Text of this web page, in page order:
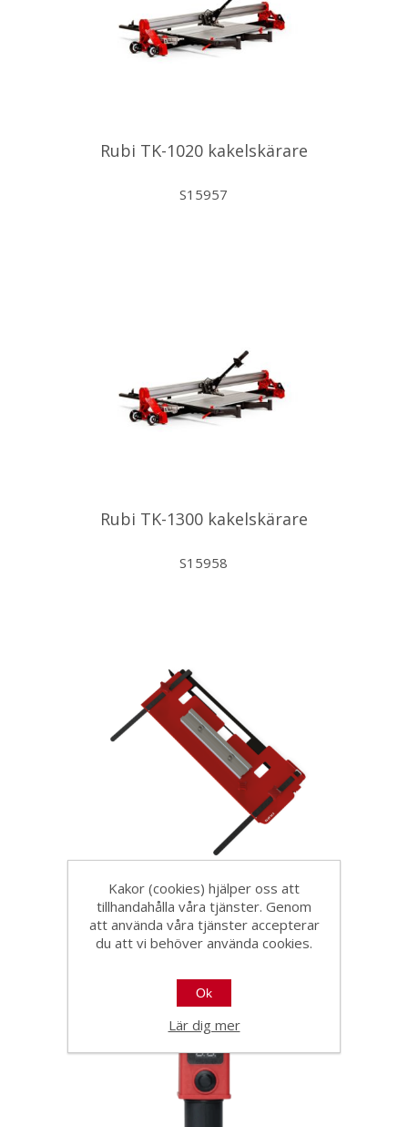
Rubi TK-1020 kakelskärare
S15957
Rubi TK-1300 kakelskärare
S15958
Rubi Free-Cut till TC-125 G2
22857
Ger maximal frihet och precision vid
eller utan sidofästen.
Kakor (cookies) hjälper oss att
tillhandahålla våra tjänster. Genom
att använda våra tjänster accepterar
du att vi behöver använda cookies.
Ok
Lär dig mer